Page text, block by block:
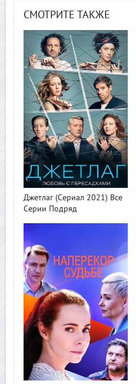
СМОТРИТЕ ТАКЖЕ
>
Джетлаг (Сериал 2021) Все
Серии Подряд